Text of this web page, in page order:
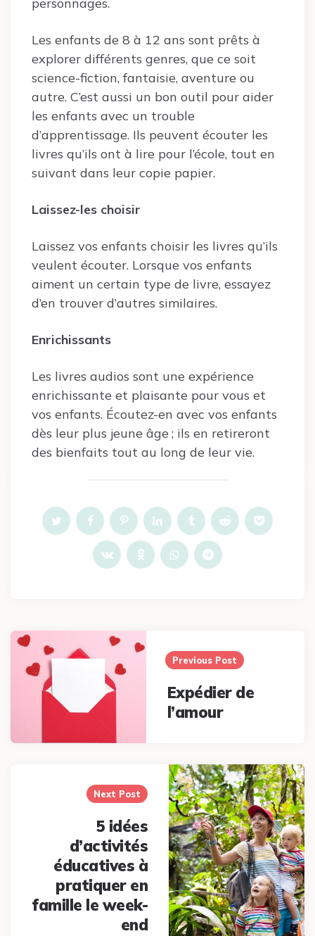
personnages.
Les enfants de 8 à 12 ans sont prêts à
explorer différents genres, que ce soit
science-fiction, fantaisie, aventure ou
autre. C’est aussi un bon outil pour aider
les enfants avec un trouble
d’apprentissage. Ils peuvent écouter les
livres qu’ils ont à lire pour l’école, tout en
suivant dans leur copie papier.
Laissez-les choisir
Laissez vos enfants choisir les livres qu’ils
veulent écouter. Lorsque vos enfants
aiment un certain type de livre, essayez
d’en trouver d’autres similaires.
Enrichissants
Les livres audios sont une expérience
enrichissante et plaisante pour vous et
vos enfants. Écoutez-en avec vos enfants
dès leur plus jeune âge ; ils en retireront
des bienfaits tout au long de leur vie.
Post
navigation
Previous Post
Expédier de
l’amour
Next Post
5 idées
d’activités
éducatives à
pratiquer en
famille le week-
end